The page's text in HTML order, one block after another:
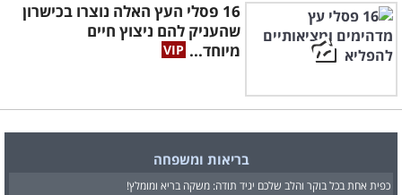
16 פסלי העץ האלה נוצרו בכישרון
שהעניק להם ניצוץ חיים
מיוחד...
בריאות ומשפחה
כפית אחת בכל בוקר והלב שלכם יגיד תודה: משקה בריא ומומלץ!